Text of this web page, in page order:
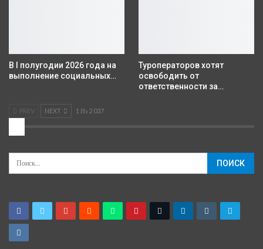
В I полугодии 2026 года на
выполнение социальных…
Туроператоров хотят
освободить от
ответственности за…
PREV NEXT 1 Из 2 037